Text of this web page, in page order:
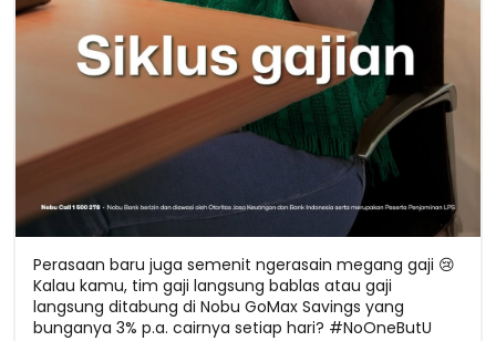
Perasaan baru juga semenit ngerasain megang gaji 😢
Kalau kamu, tim gaji langsung bablas atau gaji
langsung ditabung di Nobu GoMax Savings yang
bunganya 3% p.a. cairnya setiap hari? #NoOneButU